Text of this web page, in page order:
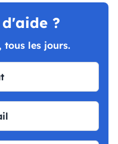
?
tous les jours.